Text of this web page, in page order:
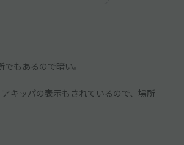
もあるので暗い。
キッパの表示もされているので、場所